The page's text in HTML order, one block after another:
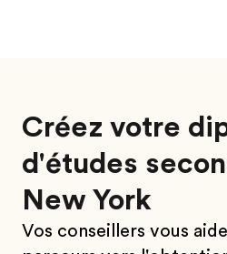
Créez votre
d'études
New York
Vos conseillers vous